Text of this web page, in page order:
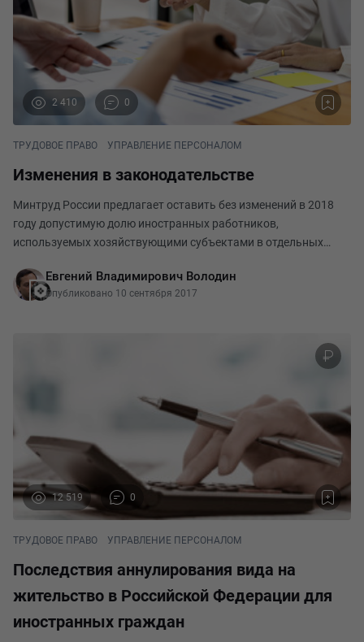
2 410 0
ТРУДОВОЕ ПРАВО УПРАВЛЕНИЕ ПЕРСОНАЛОМ
Изменения в законодательстве
Минтруд России предлагает оставить без изменений в 2018
году допустимую долю иностранных работников,
используемых хозяйствующими субъектами в отдельных
время текст проходит общественное обсуждение на «Ф
Евгений Владимирович Володин
Опубликовано 10 сентября 2017
12 519 0
ТРУДОВОЕ ПРАВО УПРАВЛЕНИЕ ПЕРСОНАЛОМ
Последствия аннулирования вида на
жительство в Российской Федерации для
иностранных граждан